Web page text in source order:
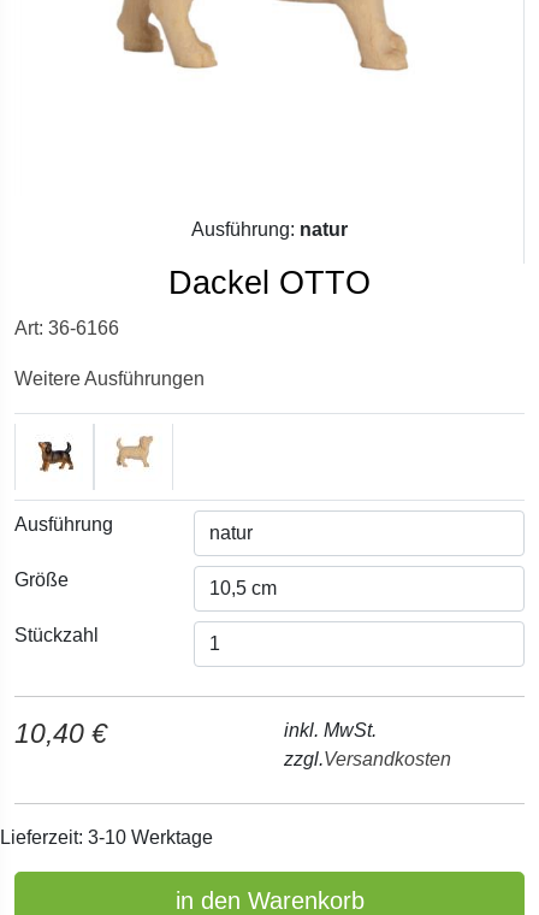
Ausführung: natur
Dackel OTTO
Art: 36-6166
Weitere Ausführungen
Ausführung
Größe
Stückzahl
10,40 €
inkl. MwSt.
zzgl.Versandkosten
Lieferzeit: 3-10 Werktage
in den Warenkorb